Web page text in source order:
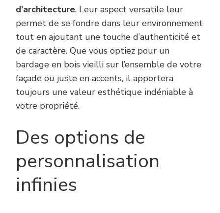
d’architecture. Leur aspect versatile leur
permet de se fondre dans leur environnement
tout en ajoutant une touche d’authenticité et
de caractère. Que vous optiez pour un
bardage en bois vieilli sur l’ensemble de votre
façade ou juste en accents, il apportera
toujours une valeur esthétique indéniable à
votre propriété.
Des options de
personnalisation
infinies